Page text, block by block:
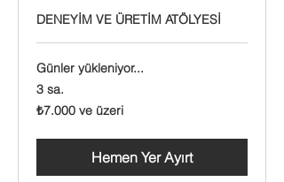
DENEYİM VE ÜRETİM ATÖLYESİ
Günler yükleniyor...
3 sa.
₺7.000
Türk
₺7.000 ve üzeri
Hemen Yer Ayırt